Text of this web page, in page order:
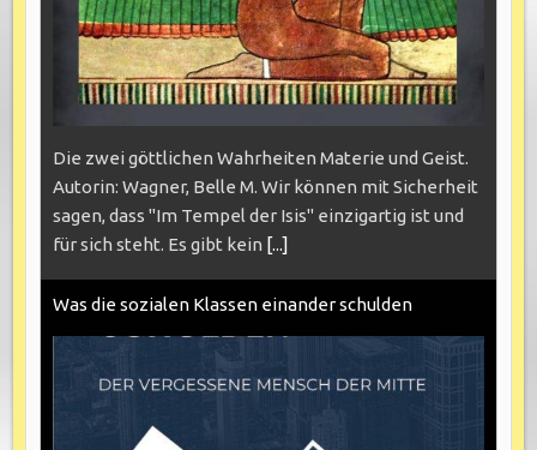
Die zwei göttlichen Wahrheiten Materie und Geist.
Autorin: Wagner, Belle M. Wir können mit Sicherheit
sagen, dass "Im Tempel der Isis" einzigartig ist und
für sich steht. Es gibt kein [...]
Was die sozialen Klassen einander schulden